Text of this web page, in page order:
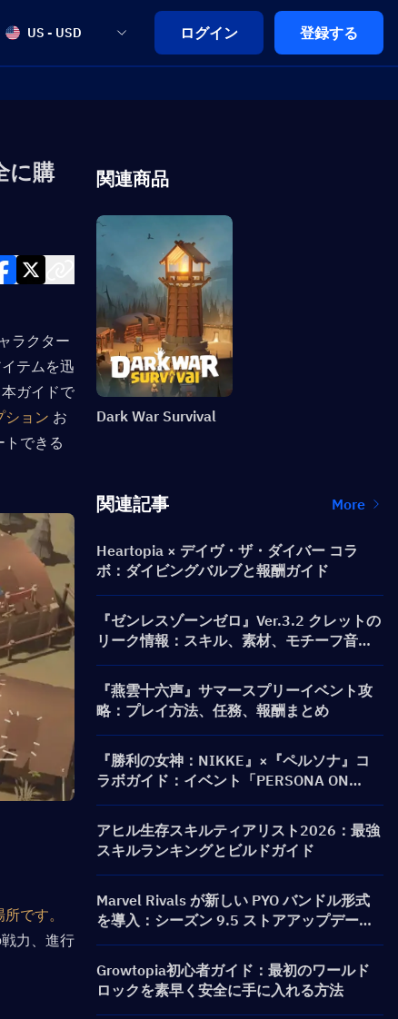
US - USD ログイン 登録する
に購
ラクター
テムを迅
ガイドで
ョン お
できる
です。
力、進行
関連商品
Dark War Survival
関連記事 More
Heartopia × デイヴ・ザ・ダイバー コラ
ボ：ダイビングバルブと報酬ガイド
『ゼンレスゾーンゼロ』Ver.3.2 クレットの
リーク情報：スキル、素材、モチーフ音動
機、心象映画
『燕雲十六声』サマースプリーイベント攻
略：プレイ方法、任務、報酬まとめ
『勝利の女神：NIKKE』×『ペルソナ』コ
ラボガイド：イベント「PERSONA ON
FRONTLINE」、キャラクター、募集（ガチ
ャ）＆報酬まとめ
アヒル生存スキルティアリスト2026：最強
スキルランキングとビルドガイド
Marvel Rivals が新しい PYO バンドル形式
を導入：シーズン 9.5 ストアアップデート
でより賢く購入する方法
Growtopia初心者ガイド：最初のワールド
ロックを素早く安全に手に入れる方法